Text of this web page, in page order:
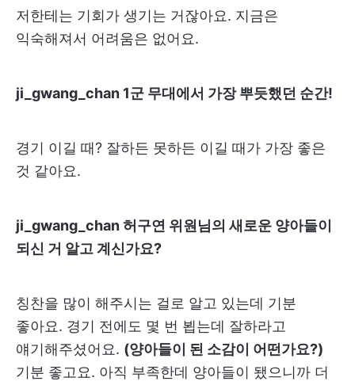
저한테는 기회가 생기는 거잖아요. 지금은
익숙해져서 어려움은 없어요.
ji_gwang_chan 1군 무대에서 가장 뿌듯했던 순간!
경기 이길 때? 잘하든 못하든 이길 때가 가장 좋은
것 같아요.
ji_gwang_chan 허구연 위원님의 새로운 양아들이
되신 거 알고 계신가요?
칭찬을 많이 해주시는 걸로 알고 있는데 기분
좋아요. 경기 전에도 몇 번 뵙는데 잘하라고
얘기해주셨어요. (양아들이 된 소감이 어떤가요?)
기분 좋고요. 아직 부족한데 양아들이 됐으니까 더